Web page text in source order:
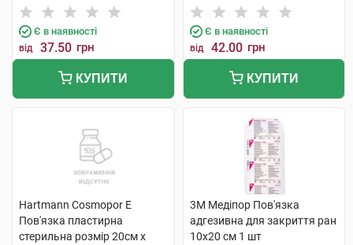
Є в наявності
від 37.50 грн
КУПИТИ
Є в наявності
від 42.00 грн
КУПИТИ
Hartmann Cosmopor E
Пов'язка пластирна
стерильна розмір 20см х
3M Медіпор Пов'язка
адгезивна для закриття ран
10х20 см 1 шт